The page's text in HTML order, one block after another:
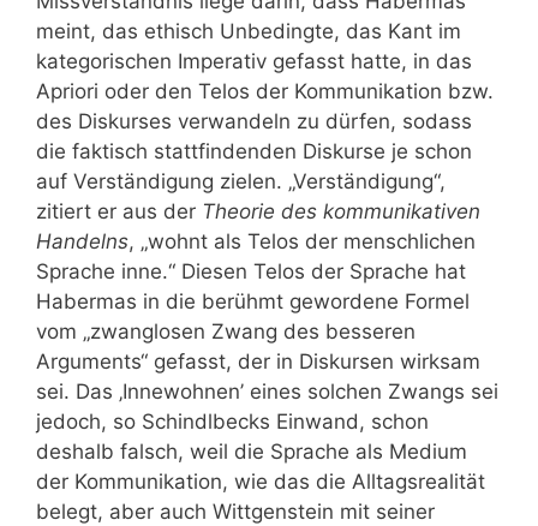
meint, das ethisch Unbedingte, das Kant im
kategorischen Imperativ gefasst hatte, in das
Apriori oder den Telos der Kommunikation bzw.
des Diskurses verwandeln zu dürfen, sodass
die faktisch stattfindenden Diskurse je schon
auf Verständigung zielen. „Verständigung“,
zitiert er aus der Theorie des kommunikativen
Handelns, „wohnt als Telos der menschlichen
Sprache inne.“ Diesen Telos der Sprache hat
Habermas in die berühmt gewordene Formel
vom „zwanglosen Zwang des besseren
Arguments“ gefasst, der in Diskursen wirksam
sei. Das ‚Innewohnen’ eines solchen Zwangs sei
jedoch, so Schindlbecks Einwand, schon
deshalb falsch, weil die Sprache als Medium
der Kommunikation, wie das die Alltagsrealität
belegt, aber auch Wittgenstein mit seiner